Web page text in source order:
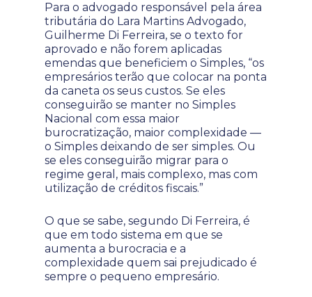
Para o advogado responsável pela área
tributária do Lara Martins Advogado,
Guilherme Di Ferreira, se o texto for
aprovado e não forem aplicadas
emendas que beneficiem o Simples, “os
empresários terão que colocar na ponta
da caneta os seus custos. Se eles
conseguirão se manter no Simples
Nacional com essa maior
burocratização, maior complexidade —
o Simples deixando de ser simples. Ou
se eles conseguirão migrar para o
regime geral, mais complexo, mas com
utilização de créditos fiscais.”
O que se sabe, segundo Di Ferreira, é
que em todo sistema em que se
aumenta a burocracia e a
complexidade quem sai prejudicado é
sempre o pequeno empresário.